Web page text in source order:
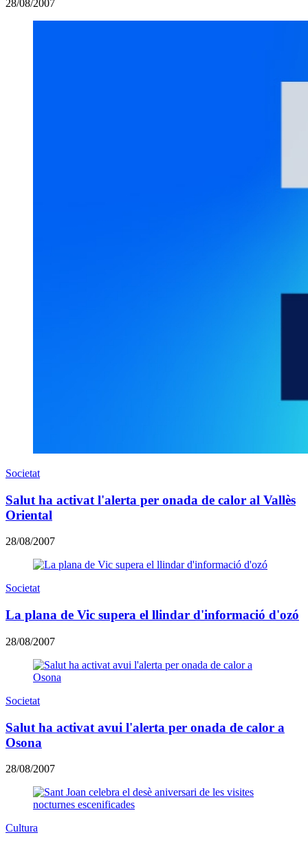
28/08/2007
Societat
Salut ha activat l'alerta per onada de calor al Vallès
Oriental
28/08/2007
Societat
La plana de Vic supera el llindar d'informació d'ozó
28/08/2007
Societat
Salut ha activat avui l'alerta per onada de calor a
Osona
28/08/2007
Cultura